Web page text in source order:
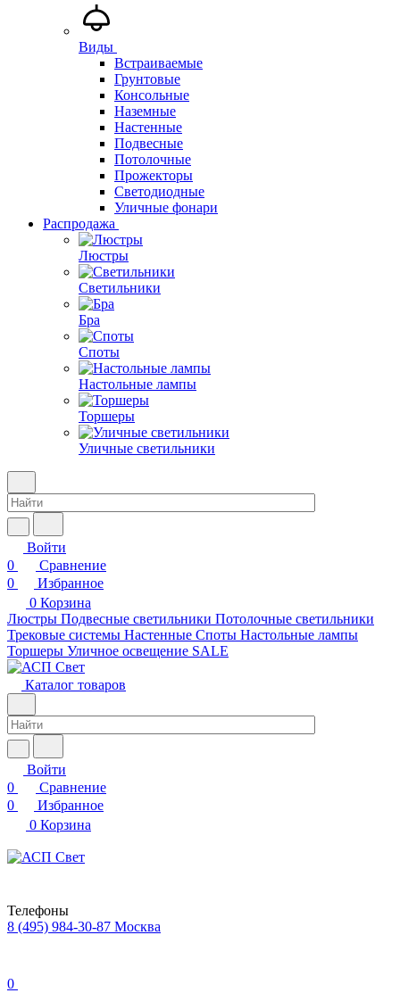
Виды
Встраиваемые
Грунтовые
Консольные
Наземные
Настенные
Подвесные
Потолочные
Прожекторы
Светодиодные
Уличные фонари
Распродажа
Люстры
Светильники
Бра
Споты
Настольные лампы
Торшеры
Уличные светильники
Войти
0
Сравнение
0
Избранное
0 Корзина
Люстры Подвесные светильники Потолочные светильники
Трековые системы Настенные Споты Настольные лампы
Торшеры Уличное освещение SALE
Каталог товаров
Войти
0
Сравнение
0
Избранное
0 Корзина
Телефоны
8 (495) 984-30-87 Москва
0